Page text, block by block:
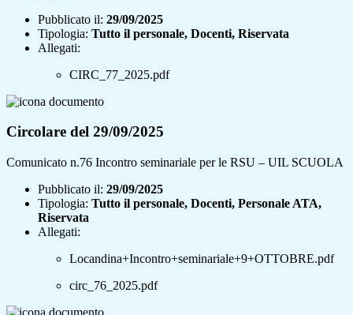
Pubblicato il: 29/09/2025
Tipologia: Tutto il personale, Docenti, Riservata
Allegati:
CIRC_77_2025.pdf
Circolare del 29/09/2025
Comunicato n.76 Incontro seminariale per le RSU – UIL SCUOLA
Pubblicato il: 29/09/2025
Tipologia: Tutto il personale, Docenti, Personale ATA,
Riservata
Allegati:
Locandina+Incontro+seminariale+9+OTTOBRE.pdf
circ_76_2025.pdf